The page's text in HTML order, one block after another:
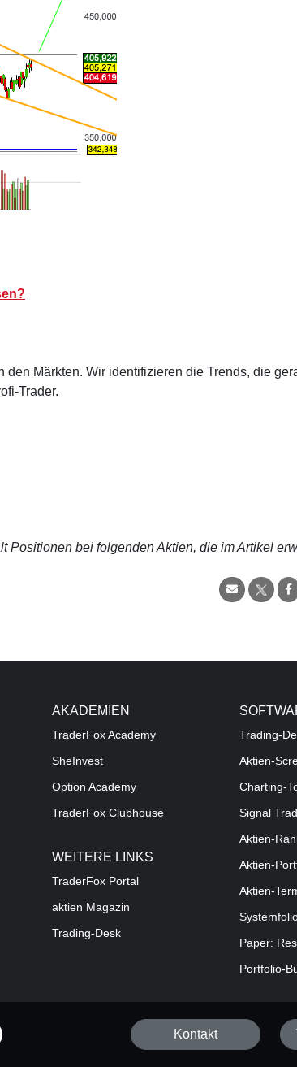
Märkten. Wir identifizieren die Trends, die
Trader.
Positionen bei folgenden Aktien, die im Artikel
AKADEMIEN
TraderFox Academy
SheInvest
Option Academy
TraderFox Clubhouse
WEITERE LINKS
TraderFox Portal
aktien Magazin
Trading-Desk
Trading-
Aktien-
Charting-
Signal
Aktien-
Aktien-
Aktien-
Paper:
Portfolio-
Kontakt